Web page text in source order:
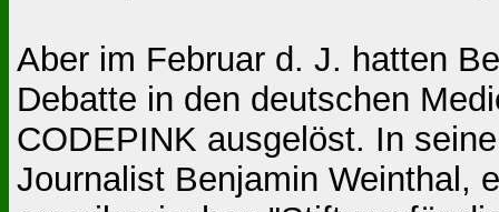
Aber im Februar d. J. hatten
Debatte in den deutschen
CODEPINK ausgelöst. In
Journalist Benjamin Weinthal,